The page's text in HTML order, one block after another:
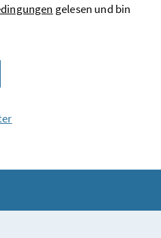
gelesen und bin